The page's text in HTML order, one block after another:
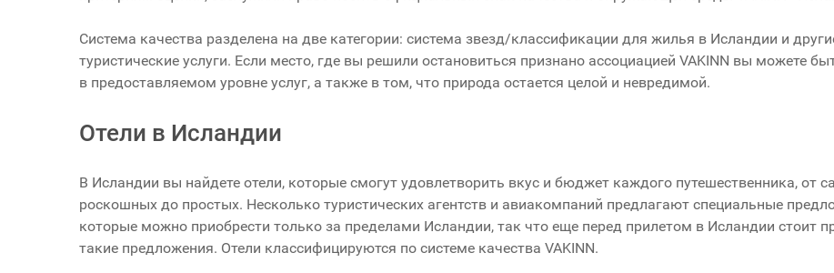
Система качества разделена на две категории: система звезд/классификации для жилья в Исландии и
туристические услуги. Если место, где вы решили остановиться признано ассоциацией VAKINN вы можете
в предоставляемом уровне услуг, а также в том, что природа остается целой и невредимой.
Отели в Исландии
В Исландии вы найдете отели, которые смогут удовлетворить вкус и бюджет каждого путешественника, от
роскошных до простых. Несколько туристических агентств и авиакомпаний предлагают специальные
которые можно приобрести только за пределами Исландии, так что еще перед прилетом в Исландии стоит
такие предложения. Отели классифицируются по системе качества VAKINN.